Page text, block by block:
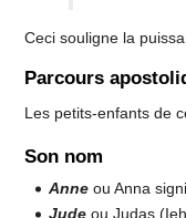
Ceci souligne la
Parcours
Les petits-enfants de
Son nom
Anne ou Anna
Jude ou Judas